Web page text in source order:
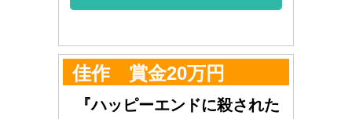
佳作 賞金20万円
『ハッピーエンドに殺された